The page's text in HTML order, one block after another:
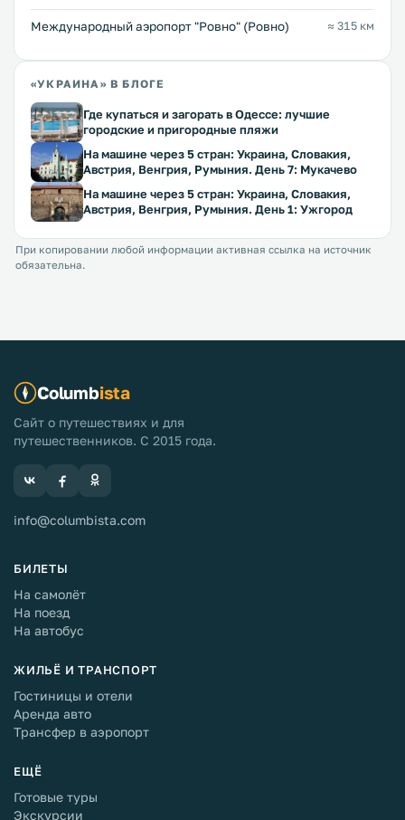
Междунарoдный аэропорт "Ровно" (Ровно) ≈ 315 км
«УКРАИНА» В БЛОГЕ
Где купаться и загорать в Одессе: лучшие
городские и пригородные пляжи
На машине через 5 стран: Украина, Словакия,
Австрия, Венгрия, Румыния. День 7: Мукачево
На машине через 5 стран: Украина, Словакия,
Австрия, Венгрия, Румыния. День 1: Ужгород
При копировании любой информации активная ссылка на источник
обязательна.
Columbista
Сайт о путешествиях и для
путешественников. С 2015 года.
info@columbista.com
БИЛЕТЫ
На самолёт
На поезд
На автобус
ЖИЛЬЁ И ТРАНСПОРТ
Гостиницы и отели
Аренда авто
Трансфер в аэропорт
ЕЩЁ
Готовые туры
Экскурсии